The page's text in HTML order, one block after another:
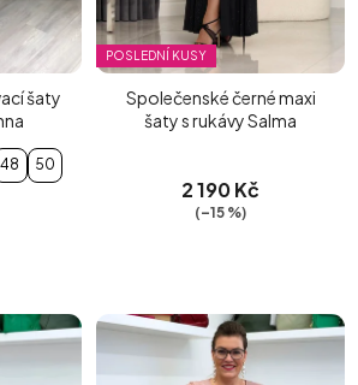
šaty
48 50
POSLEDNÍ KUSY
Společenské černé maxi
šaty s rukávy Salma
2 190 Kč
(–15 %)